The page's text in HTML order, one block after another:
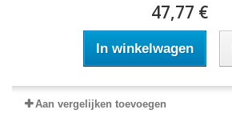
47,77 €
In winkelwagen
Aan vergelijken toevoegen